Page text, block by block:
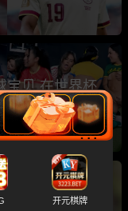
宝贝 在世界杯
黑历史大曝光
开元棋牌